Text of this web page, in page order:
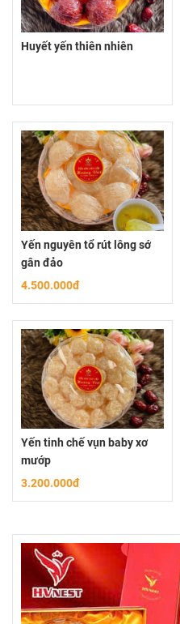
Huyết yến thiên nhiên
Yến nguyên tổ rút lông sớ
gân đảo
4.500.000đ
Yến tinh chế vụn baby xơ
mướp
3.200.000đ